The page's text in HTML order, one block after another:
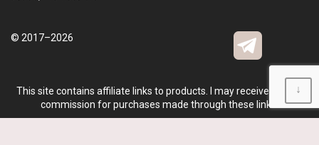
© 2017–2026
This site contains affiliate links to products. I may receive a small
commission for purchases made through these links.
↓